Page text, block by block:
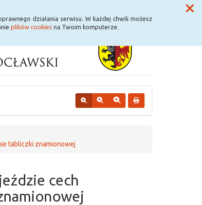
działania serwisu. W każdej chwili możesz
plików cookies na Twoim komputerze.
tabliczki znamionowej
cech